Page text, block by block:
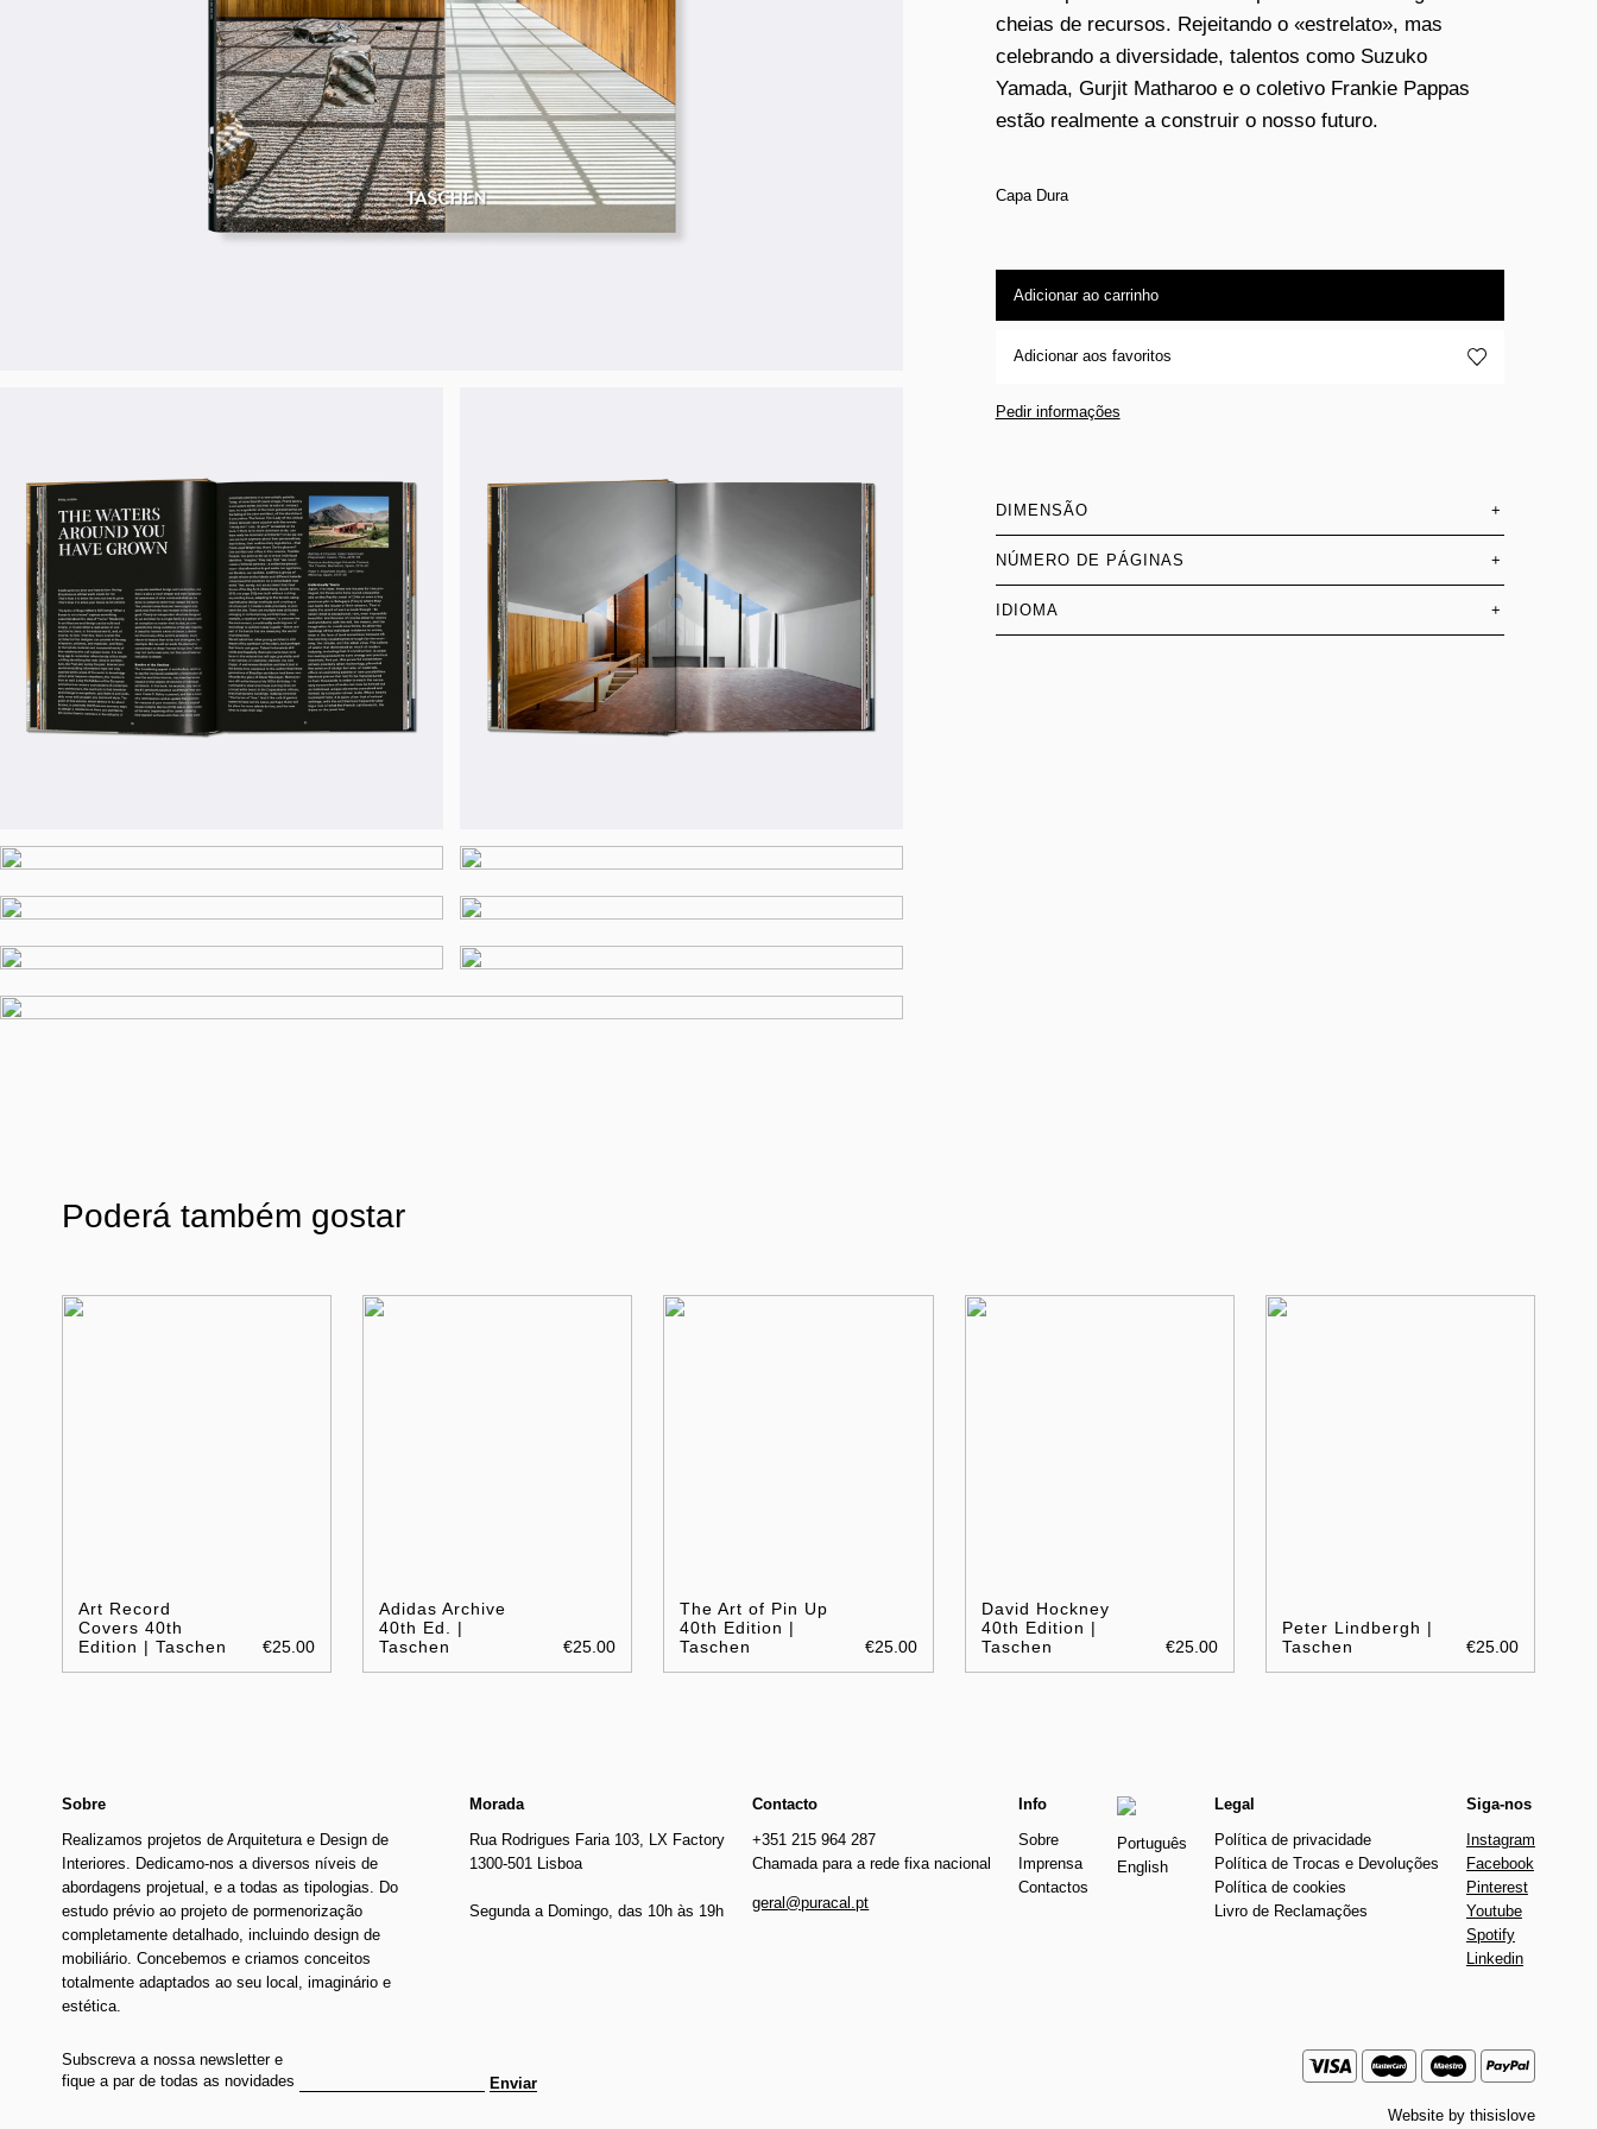
cheias de recursos. Rejeitando o «estrelato», mas
celebrando a diversidade, talentos como Suzuko
Yamada, Gurjit Matharoo e o coletivo Frankie Pappas
estão realmente a construir o nosso futuro.
Capa Dura
Adicionar ao carrinho
Adicionar aos favoritos
Pedir informações
DIMENSÃO +
NÚMERO DE PÁGINAS +
IDIOMA +
Poderá também gostar
Art Record
Covers 40th
Edition | Taschen
€25.00
Adidas Archive
40th Ed. |
Taschen
€25.00
The Art of Pin Up
40th Edition |
Taschen
€25.00
David Hockney
40th Edition |
Taschen
€25.00
Peter Lindbergh |
Taschen
€25.00
Sobre
Realizamos projetos de Arquitetura e Design de
Interiores. Dedicamo-nos a diversos níveis de
abordagens projetual, e a todas as tipologias. Do
estudo prévio ao projeto de pormenorização
completamente detalhado, incluindo design de
mobiliário. Concebemos e criamos conceitos
totalmente adaptados ao seu local, imaginário e
estética.
Morada
Rua Rodrigues Faria 103, LX Factory
1300-501 Lisboa
Segunda a Domingo, das 10h às 19h
Contacto
+351 215 964 287
Chamada para a rede fixa nacional
geral@puracal.pt
Info
Sobre
Imprensa
Contactos
Português
English
Legal
Política de privacidade
Política de Trocas e Devoluções
Política de cookies
Livro de Reclamações
Siga-nos
Instagram
Facebook
Pinterest
Youtube
Spotify
Linkedin
Subscreva a nossa newsletter e
fique a par de todas as novidades
Enviar
Website by thisislove